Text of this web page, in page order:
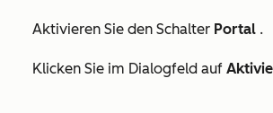
Aktivieren Sie den Schalter Portal .
Klicken Sie im Dialogfeld auf